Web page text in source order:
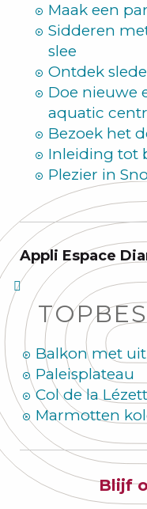
Maak een
Sidderen
slee
Ontdek
Doe nieuwe
aquatic
Bezoek het
Inleiding tot
Plezier in
Appli Espace
Balkon met
Paleisplateau
Col de la
Marmotten
Blijf